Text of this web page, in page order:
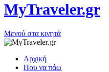
MyTraveler.gr
Μενού στα κινητά
Αρχική
Που να πάω